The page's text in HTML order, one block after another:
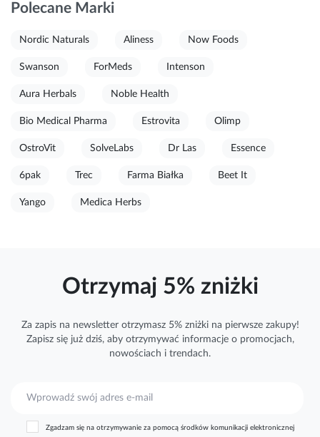
Polecane Marki
Nordic Naturals Aliness Now Foods
Swanson ForMeds Intenson
Aura Herbals Noble Health
Bio Medical Pharma Estrovita Olimp
OstroVit SolveLabs Dr Las Essence
6pak Trec Farma Białka Beet It
Yango Medica Herbs
Otrzymaj 5% zniżki
Za zapis na newsletter otrzymasz 5% zniżki na pierwsze zakupy!
Zapisz się już dziś, aby otrzymywać informacjeo promocjach,
nowościach i trendach.
Zgadzam się na otrzymywanie za pomocą środków komunikacji elektronicznej